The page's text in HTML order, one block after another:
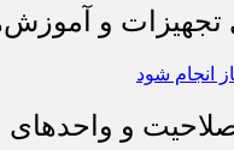
تجهیزات و
و